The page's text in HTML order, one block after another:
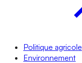
Politique agricole
Environnement